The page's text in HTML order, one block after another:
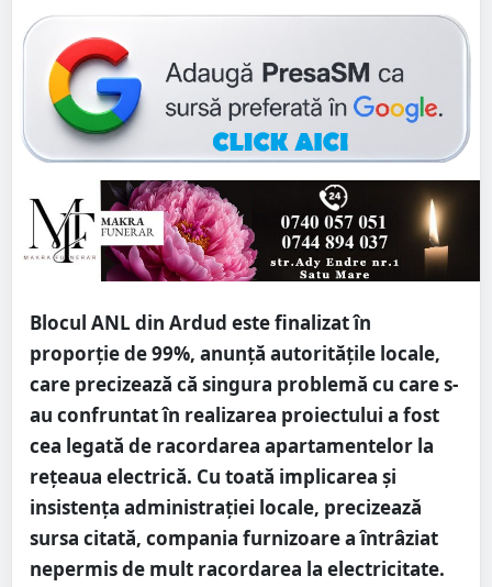
Blocul ANL din Ardud este finalizat în
proporție de 99%, anunță autoritățile locale,
care precizează că singura problemă cu care s-
au confruntat în realizarea proiectului a fost
cea legată de racordarea apartamentelor la
rețeaua electrică. Cu toată implicarea și
insistența administrației locale, precizează
sursa citată, compania furnizoare a întrâziat
nepermis de mult racordarea la electricitate.